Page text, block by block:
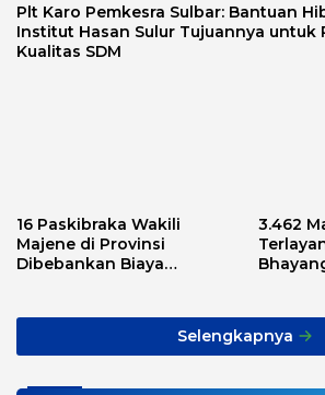
Plt Karo Pemkesra Sulbar: Bantuan
Institut Hasan Sulur Tujuannya untuk
Kualitas SDM
16 Paskibraka Wakili
Majene di Provinsi
Dibebankan Biaya
3.462
Selengkapnya